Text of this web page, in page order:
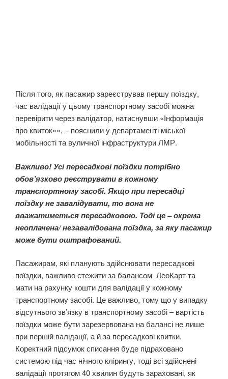
Після того, як пасажир зареєстрував першу поїздку,
час валідації у цьому транспортному засобі можна
перевірити через валідатор, натиснувши «Інформація
про квиток»», – пояснили у департаменті міської
мобільності та вуличної інфраструктури ЛМР.
Важливо! Усі пересадкові поїздки потрібно
обов’язково реєструвати в кожному
транспортному засобі. Якщо при пересадці
поїздку не завалідувати, то вона не
вважатиметься пересадковою. Тоді це – окрема
неоплачена/ незавалідована поїздка, за яку пасажир
може бути оштрафований.
Пасажирам, які планують здійснювати пересадкові
поїздки, важливо стежити за балансом ЛеоКарт та
мати на рахунку кошти для валідації у кожному
транспортному засобі. Це важливо, тому що у випадку
відсутнього зв’язку в транспортному засобі – вартість
поїздки може бути зарезервована на балансі не лише
при першій валідації, а й за пересадкові квитки.
Коректний підсумок списання буде підраховано
системою під час нічного клірингу, тоді всі здійснені
валідації протягом 40 хвилин будуть зараховані, як